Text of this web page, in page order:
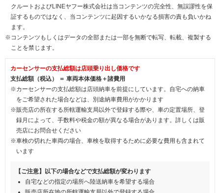
クルートおよびLINEヤフー株式会社は当コンテンツの完全性、無誤謬性を保
証するものではなく、当コンテンツに起因するいかなる損害の責も負いかね
ます。
※コンテンツもしくはデータの全部または一部を無断で転写、転載、複製する
ことを禁じます。
カーセンサーの支払総額は店頭乗り出し価格です
支払総額（税込） ＝ 車両本体価格＋諸費用
※カーセンサーの支払総額は店頭納車を前提にしています。自宅への納車
をご希望された場合などは、別途納車費用がかかります
※販売店の所在する所轄運輸支局以外で登録する際や、車の定置場所、登
録月によって、手数料や税金の額が異なる場合があります。詳しくは販
売店にお問合せください
※車検の切れた車両の場合、車検を取得するために必要な費用も含まれて
います
【ご注意】以下の場合などで支払総額が変わります
自宅などの指定の場所へ陸送納車を希望する場合